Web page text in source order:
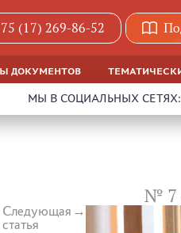
(17) 269-86-52
ДОКУМЕНТОВ
МЫ В СОЦИАЛЬНЫХ СЕТЯХ:
Следующая
статья
№ 7